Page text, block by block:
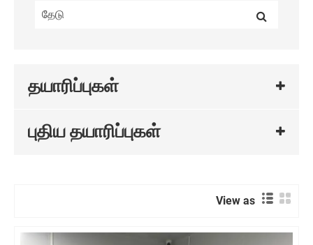
தயாரிப்புகள்
புதிய தயாரிப்புகள்
View as